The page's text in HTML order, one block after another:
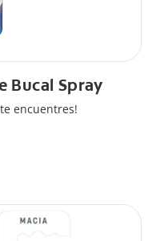
Bucal Spray
encuentres!